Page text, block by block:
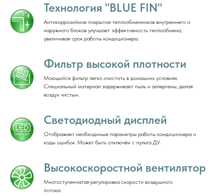
Технология "BLUE FIN"
Антикоррозийное покрытие теплообменников внутреннего и
наружного блоков улучшает эффективность теплообмена,
увеличивая срок работы кондиционера.
Фильтр высокой плотности
Моющийся фильтр легко очистить в домашних условиях.
Специальный материал задерживает пыль и аллергены, делая
воздух чистым.
Светодиодный дисплей
Отображает необходимые параметры работы кондиционера и
коды ошибок. Может быть отключён с пульта ДУ.
Высокоскоростной вентилятор
Многоступенчатая регулировка скорости воздушного
потока.